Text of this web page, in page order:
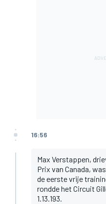
16:56
Max Verstappen,
Prix van Canada,
de eerste vrije
rondde het Circuit
1.13.193.